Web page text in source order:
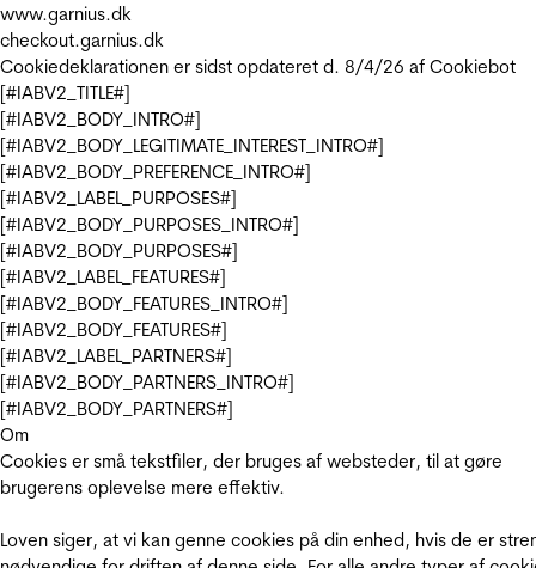
www.garnius.dk
checkout.garnius.dk
Cookiedeklarationen er sidst opdateret d. 8/4/26 af Cookiebot
[#IABV2_TITLE#]
[#IABV2_BODY_INTRO#]
[#IABV2_BODY_LEGITIMATE_INTEREST_INTRO#]
[#IABV2_BODY_PREFERENCE_INTRO#]
[#IABV2_LABEL_PURPOSES#]
[#IABV2_BODY_PURPOSES_INTRO#]
[#IABV2_BODY_PURPOSES#]
[#IABV2_LABEL_FEATURES#]
[#IABV2_BODY_FEATURES_INTRO#]
[#IABV2_BODY_FEATURES#]
[#IABV2_LABEL_PARTNERS#]
[#IABV2_BODY_PARTNERS_INTRO#]
[#IABV2_BODY_PARTNERS#]
Om
Cookies er små tekstfiler, der bruges af websteder, til at gøre
brugerens oplevelse mere effektiv.
Loven siger, at vi kan genne cookies på din enhed, hvis de er